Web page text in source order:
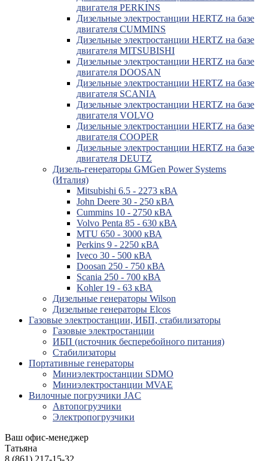
двигателя PERKINS
Дизельные электростанции HERTZ на базе
двигателя CUMMINS
Дизельные электростанции HERTZ на базе
двигателя MITSUBISHI
Дизельные электростанции HERTZ на базе
двигателя DOOSAN
Дизельные электростанции HERTZ на базе
двигателя SCANIA
Дизельные электростанции HERTZ на базе
двигателя VOLVO
Дизельные электростанции HERTZ на базе
двигателя COOPER
Дизельные электростанции HERTZ на базе
двигателя DEUTZ
Дизель-генераторы GMGen Power Systems
(Италия)
Mitsubishi 6.5 - 2273 кВА
John Deere 30 - 250 кВА
Cummins 10 - 2750 кВА
Volvo Penta 85 - 630 кВА
MTU 650 - 3000 кВА
Perkins 9 - 2250 кВА
Iveco 30 - 500 кВА
Doosan 250 - 750 кВА
Scania 250 - 700 кВА
Kohler 19 - 63 кВА
Дизельные генераторы Wilson
Дизельные генераторы Elcos
Газовые электростанции, ИБП, стабилизаторы
Газовые электростанции
ИБП (источник бесперебойного питания)
Стабилизаторы
Портативные генераторы
Миниэлектростанции SDMO
Миниэлектростанции MVAE
Вилочные погрузчики JAC
Авто­погрузчики
Электро­погрузчики
Ваш офис-менеджер
Татьяна
8 (861) 217-15-32